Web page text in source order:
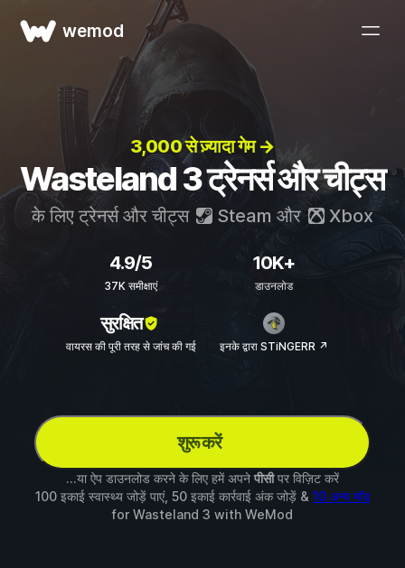
wemod
3,000 से ज़्यादा गेम →
Wasteland 3 ट्रेनर्स और चीट्स
के लिए ट्रेनर्स और चीट्स Steam और Xbox
4.9/5
37K समीक्षाएं
10K+
डाउनलोड
सुरक्षित
वायरस की पूरी तरह से जांच की गई इनके द्वारा STiNGERR ↗
शुरू करें
...या ऐप डाउनलोड करने के लिए हमें अपने पीसीपर विज़िट करें
100 इकाई स्वास्थ्य जोड़ें पाएं, 50 इकाई कार्रवाई अंक जोड़ें & 10 अन्य मॉड
for Wasteland 3 with WeMod